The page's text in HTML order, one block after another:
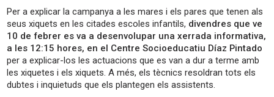
Per a explicar la campanya a les mares i els pares que tenen als
seus xiquets en les citades escoles infantils, divendres que ve
10 de febrer es va a desenvolupar una xerrada informativa,
a les 12:15 hores, en el Centre Socioeducatiu Díaz Pintado
per a explicar-los les actuacions que es van a dur a terme amb
les xiquetes i els xiquets. A més, els tècnics resoldran tots els
dubtes i inquietuds que els plantegen els assistents.